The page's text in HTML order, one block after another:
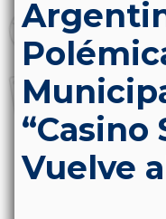
“Casino
Vuelve